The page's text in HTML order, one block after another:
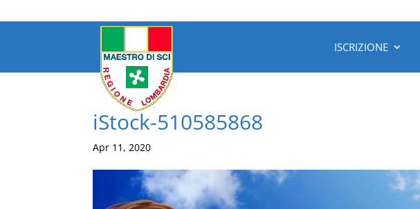
ISCRIZIONE
iStock-510585868
Apr 11, 2020